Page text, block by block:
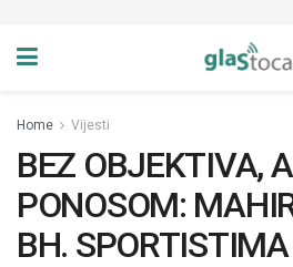
Home Vijesti
BEZ OBJEKTIVA,
PONOSOM:
BH. SPORTISTIMA